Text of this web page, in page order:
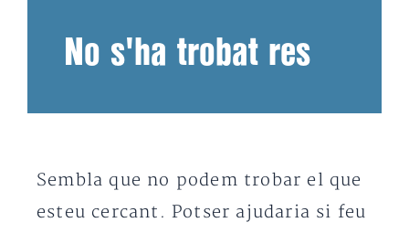
No s'ha trobat res
Sembla que no podem trobar el que
esteu cercant. Potser ajudaria si feu